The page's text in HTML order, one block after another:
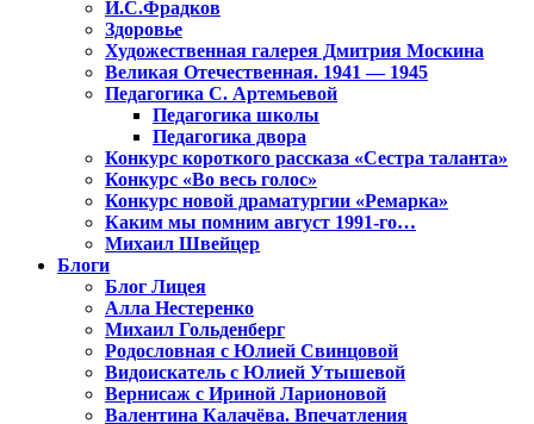
И.С.Фрадков
Здоровье
Художественная галерея Дмитрия Москина
Великая Отечественная. 1941 — 1945
Педагогика С. Артемьевой
Педагогика школы
Педагогика двора
Конкурс короткого рассказа «Сестра таланта»
Конкурс «Во весь голос»
Конкурс новой драматургии «Ремарка»
Каким мы помним август 1991-го…
Михаил Швейцер
Блоги
Блог Лицея
Алла Нестеренко
Михаил Гольденберг
Родословная с Юлией Свинцовой
Видоискатель с Юлией Утышевой
Вернисаж с Ириной Ларионовой
Валентина Калачёва. Впечатления